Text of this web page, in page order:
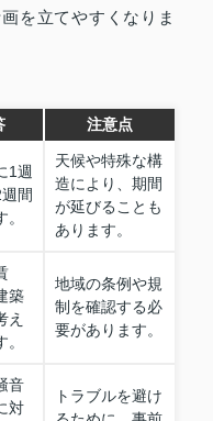
を立てやすくなりま
注意点
1週
間
天候や特殊な構
造により、期間
が延びることも
あります。
築
え
地域の条例や規
制を確認する必
要があります。
音
対
トラブルを避け